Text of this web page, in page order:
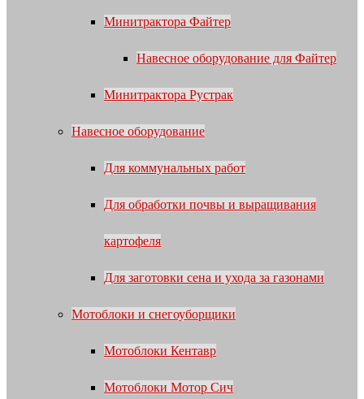
Минитрактора Файтер
Навесное оборудование для Файтер
Минитрактора Рустрак
Навесное оборудование
Для коммунальных работ
Для обработки почвы и выращивания
картофеля
Для заготовки сена и ухода за газонами
Мотоблоки и снегоуборщики
Мотоблоки Кентавр
Мотоблоки Мотор Сич